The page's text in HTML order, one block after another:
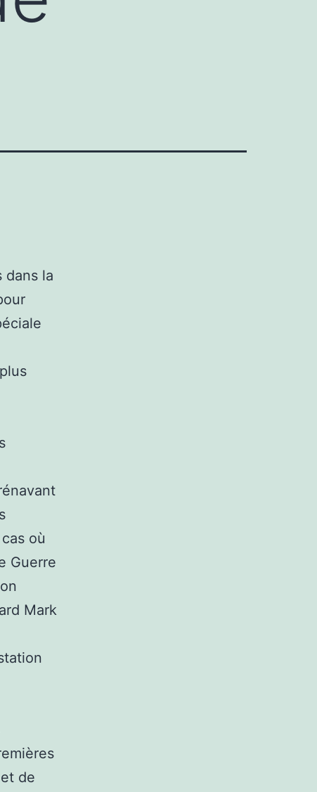
dans la
où
Guerre
Mark
de